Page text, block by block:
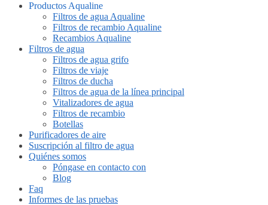
Productos Aqualine
Filtros de agua Aqualine
Filtros de recambio Aqualine
Recambios Aqualine
Filtros de agua
Filtros de agua grifo
Filtros de viaje
Filtros de ducha
Filtros de agua de la línea principal
Vitalizadores de agua
Filtros de recambio
Botellas
Purificadores de aire
Suscripción al filtro de agua
Quiénes somos
Póngase en contacto con
Blog
Faq
Informes de las pruebas